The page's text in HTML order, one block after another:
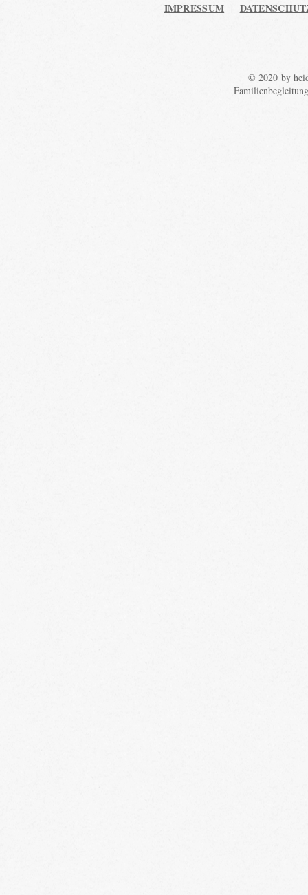
IMPRESSUM |
© 2020 by